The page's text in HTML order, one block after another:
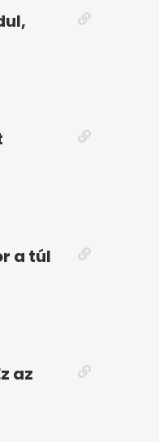
a túl
az